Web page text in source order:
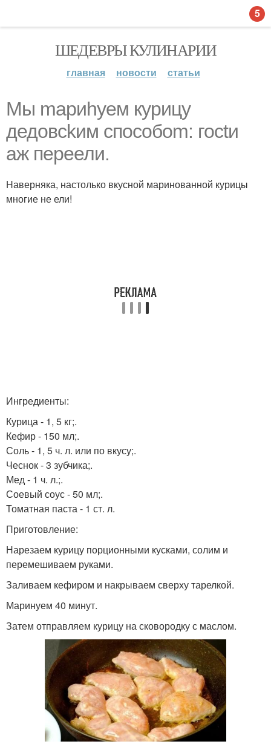
ШЕДЕВРЫ КУЛИНАРИИ
главная новости статьи
Мы mариhуем куpицу
дедовсkим способоm: госtи
аж переели.
Hаверняка, настолько вкусной маринованной курицы
многие не ели!
Ингредиенты:
Курица - 1, 5 кг;.
Кефир - 150 мл;.
Соль - 1, 5 ч. л. или по вкусу;.
Чеснок - 3 зубчика;.
Мед - 1 ч. л.;.
Соевый соус - 50 мл;.
Томатная паста - 1 ст. л.
Приготовление:
Нарезаем курицу порционными кусками, солим и
перемешиваем руками.
Заливаем кефиром и накрываем сверху тарелкой.
Маринуем 40 минут.
Затем отправляем курицу на сковородку с маслом.
5